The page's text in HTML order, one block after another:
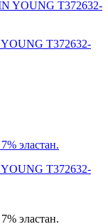
T372632-
эластан.
T372632-
эластан.